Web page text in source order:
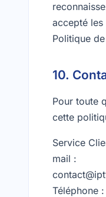
accepté
Politique
10.
Pour toute
cette
Service
mail :
Téléphone